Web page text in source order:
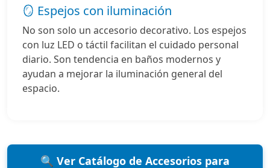
🪞 Espejos con iluminación
No son solo un accesorio decorativo. Los espejos
con luz LED o táctil facilitan el cuidado personal
diario. Son tendencia en baños modernos y
ayudan a mejorar la iluminación general del
espacio.
🔍 Ver Catálogo de Accesorios para